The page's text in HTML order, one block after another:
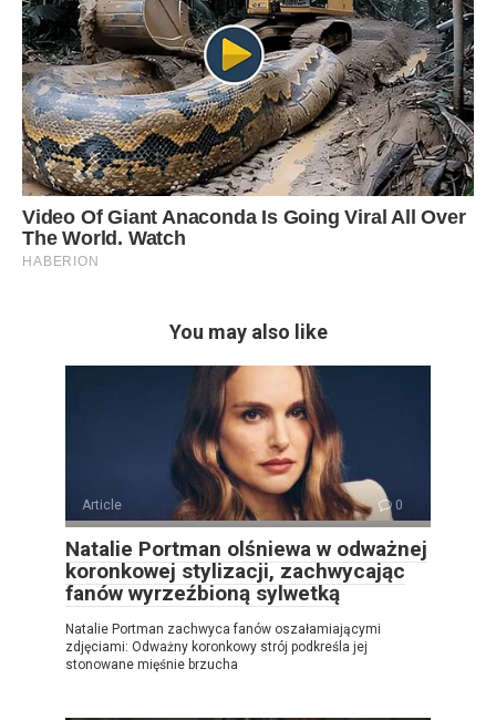
You may also like
Article 0
Natalie Portman olśniewa w odważnej
koronkowej stylizacji, zachwycając
fanów wyrzeźbioną sylwetką
Natalie Portman zachwyca fanów oszałamiającymi
zdjęciami: Odważny koronkowy strój podkreśla jej
stonowane mięśnie brzucha